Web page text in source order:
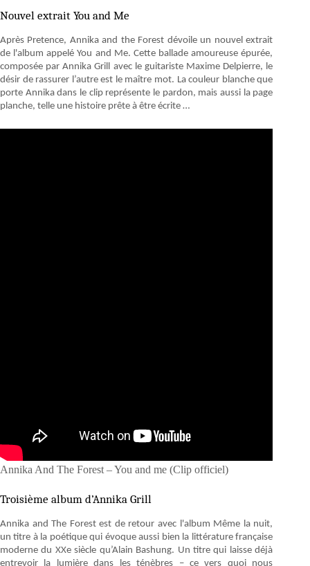
Nouvel extrait You and Me
Après Pretence, Annika and the Forest dévoile un nouvel extrait
de l'album appelé You and Me. Cette ballade amoureuse épurée,
composée par Annika Grill avec le guitariste Maxime Delpierre, le
désir de rassurer l’autre est le maître mot. La couleur blanche que
porte Annika dans le clip représente le pardon, mais aussi la page
planche, telle une histoire prête à être écrite …
Annika And The Forest – You and me (Clip officiel)
Troisième album d’Annika Grill
Annika and The Forest est de retour avec l'album Même la nuit,
un titre à la poétique qui évoque aussi bien la littérature française
moderne du XXe siècle qu’Alain Bashung. Un titre qui laisse déjà
entrevoir la lumière dans les ténèbres – ce vers quoi nous